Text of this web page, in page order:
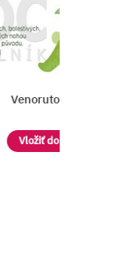
Venoruton Forte
Vložiť do košíka